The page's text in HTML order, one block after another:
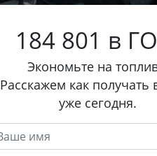
184 801 в
Экономьте на
Расскажем как получать
уже сегодня.